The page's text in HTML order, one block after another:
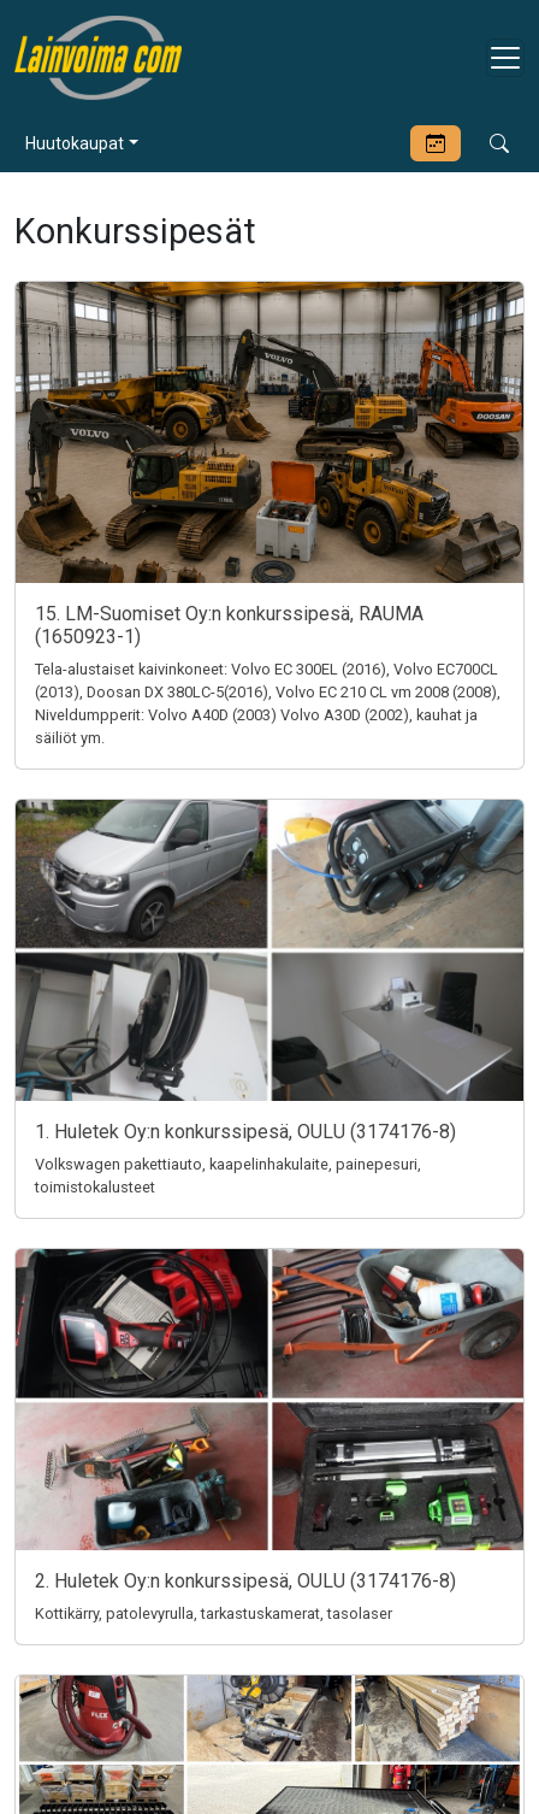
Huutokaupat
Konkurssipesät
15. LM-Suomiset Oy:n konkurssipesä, RAUMA
(1650923-1)
Tela-alustaiset kaivinkoneet: Volvo EC 300EL (2016), Volvo EC700CL
(2013), Doosan DX 380LC-5(2016), Volvo EC 210 CL vm 2008 (2008),
Niveldumpperit: Volvo A40D (2003) Volvo A30D (2002), kauhat ja
säiliöt ym.
1. Huletek Oy:n konkurssipesä, OULU (3174176-8)
Volkswagen pakettiauto, kaapelinhakulaite, painepesuri,
toimistokalusteet
2. Huletek Oy:n konkurssipesä, OULU (3174176-8)
Kottikärry, patolevyrulla, tarkastuskamerat, tasolaser